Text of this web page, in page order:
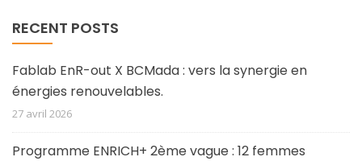
RECENT POSTS
Fablab EnR-out X BCMada : vers la synergie en
énergies renouvelables.
27 avril 2026
Programme ENRICH+ 2ème vague : 12 femmes